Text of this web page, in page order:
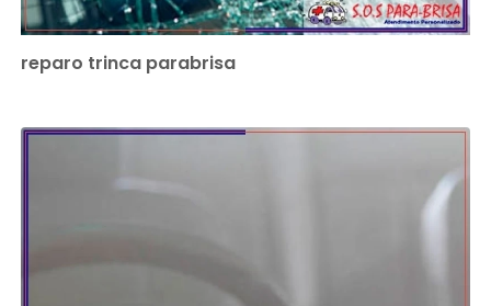
reparo trinca parabrisa